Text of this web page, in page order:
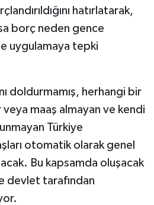
hatırlatarak,
borç neden gence
uygulamaya tepki
doldurmamış, herhangi bir
maaş almayan ve kendi
Türkiye
otomatik olarak genel
Bu kapsamda oluşacak
devlet tarafından